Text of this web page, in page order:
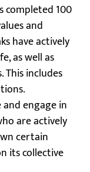
completed 100
and
have actively
as well as
includes
engage in
are actively
certain
its collective